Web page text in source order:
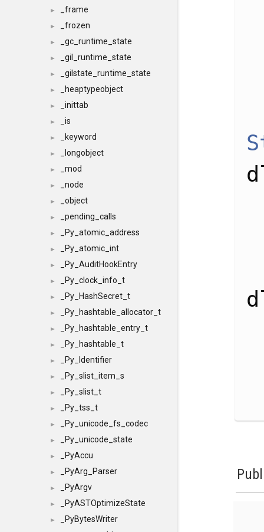
► _frame
► _frozen
► _gc_runtime_state
► _gil_runtime_state
► _gilstate_runtime_state
► _heaptypeobject
► _inittab
► _is
► _keyword
► _longobject
► _mod
► _node
► _object
► _pending_calls
► _Py_atomic_address
► _Py_atomic_int
► _Py_AuditHookEntry
► _Py_clock_info_t
► _Py_HashSecret_t
► _Py_hashtable_allocator_t
► _Py_hashtable_entry_t
► _Py_hashtable_t
► _Py_Identifier
► _Py_slist_item_s
► _Py_slist_t
► _Py_tss_t
► _Py_unicode_fs_codec
► _Py_unicode_state
► _PyAccu
► _PyArg_Parser
► _PyArgv
► _PyASTOptimizeState
►
_PyBytesWriter